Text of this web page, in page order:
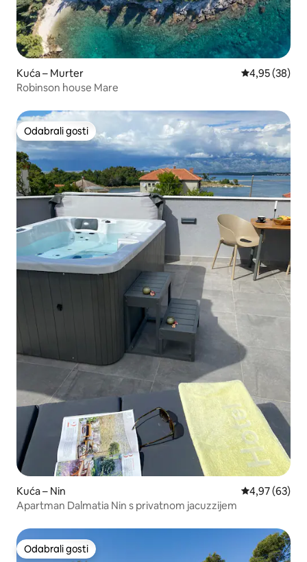
Kuća – Murter Prosječna
4,95 (38)
Robinson house Mare
Odabrali gosti
Odabrali gosti
Kuća – Nin Prosječna
4,97 (63)
Apartman Dalmatia Nin s privatnom jacuzzijem
Odabrali gosti
Odabrali gosti